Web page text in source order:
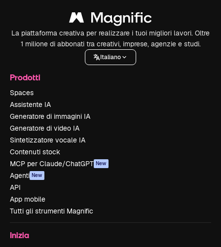
La piattaforma creativa per realizzare i tuoi migliori lavori. Oltre
1 milione di abbonati tra creativi, imprese, agenzie e studi.
Italiano
Prodotti
Spaces
Assistente IA
Generatore di immagini IA
Generatore di video IA
Sintetizzatore vocale IA
Contenuti stock
MCP per Claude/ChatGPT New
Agenti New
API
App mobile
Tutti gli strumenti Magnific
Inizia